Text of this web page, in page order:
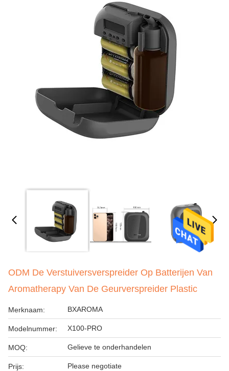
ODM De Verstuiversverspreider Op Batterijen Van
Aromatherapy Van De Geurverspreider Plastic
Merknaam: BXAROMA
Modelnummer: X100-PRO
MOQ: Gelieve te onderhandelen
Prijs: Please negotiate